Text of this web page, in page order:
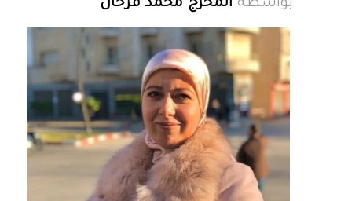
بواسطة المخرج محمد فرحان